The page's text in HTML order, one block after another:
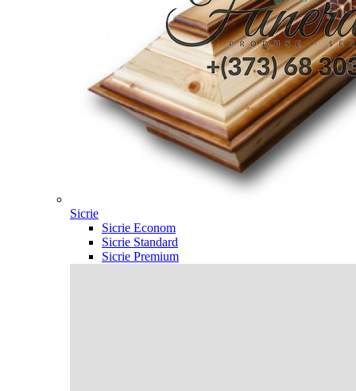
Sicrie
Sicrie Econom
Sicrie Standard
Sicrie Premium